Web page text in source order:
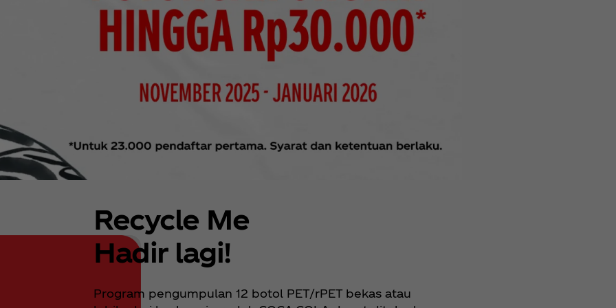
Recycle Me
Hadir lagi!
Program pengumpulan 12 botol PET/rPET bekas atau